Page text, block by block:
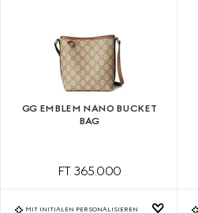
GG EMBLEM NANO BUCKET
BAG
FT 365.000
MIT INITIALEN PERSONALISIEREN